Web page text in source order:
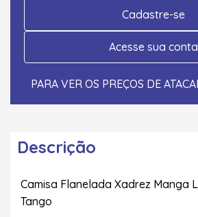
Cadastre-se
Acesse sua conta
PARA VER OS PREÇOS DE
Descrição
Camisa Flanelada Xadrez Manga
Tango